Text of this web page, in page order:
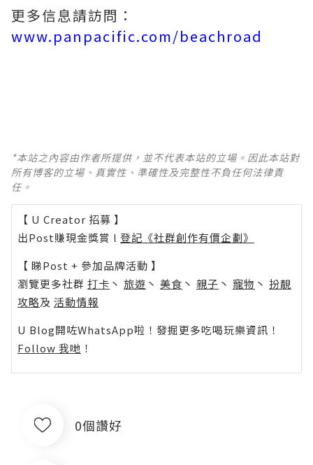
更多信息請訪問：
www.panpacific.com/beachroad
*本站之內容由作者所提供，並不代表本站的立場。因此本站對
所有博客的立場、真實性、準確性及完整性不負任何法律責
任。
【 U Creator 招募 】
出Post賺現金獎賞 l 登記《社群創作有價企劃》
【 睇Post + 參加品牌活動 】
瀏覽更多社群 打卡 丶 旅遊 丶 美食 丶 親子 丶 寵物 丶 扮靚
攻略及 活動情報
U Blog開咗WhatsApp啦！發掘更多吃喝玩樂資訊！
Follow 我哋 ！
0個讚好